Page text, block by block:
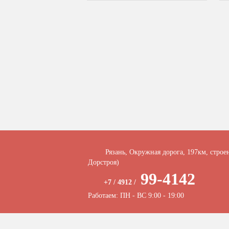
Рязань, Окружная дорога, 197км,
Дорстроя)
+7 / 4912 / 99-4142
Работаем: ПН - ВС 9:00 - 19:00